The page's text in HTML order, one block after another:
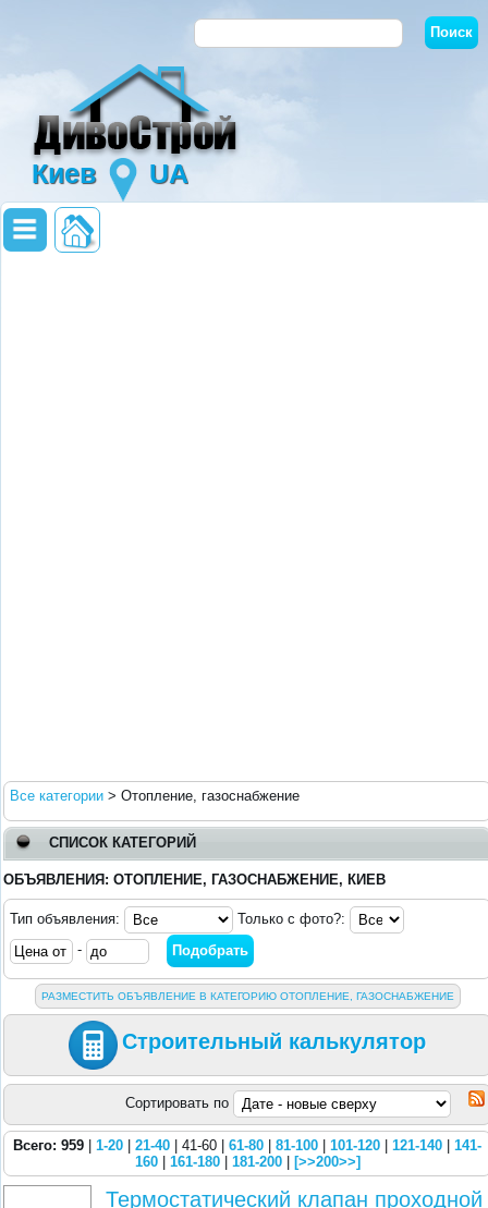
Киев UA
Все категории > Отопление, газоснабжение
СПИСОК КАТЕГОРИЙ
ОБЪЯВЛЕНИЯ: ОТОПЛЕНИЕ, ГАЗОСНАБЖЕНИЕ, КИЕВ
Тип объявления:
Только с фото?:
-
РАЗМЕСТИТЬ ОБЪЯВЛЕНИЕ В КАТЕГОРИЮ ОТОПЛЕНИЕ, ГАЗОСНАБЖЕНИЕ
Строительный калькулятор
Сортировать по
Всего: 959 1-20 21-40 | 41-60 | 61-80 81-100 101-120 121-140
141-
160| 161-180| 181-200| [>>200>>]
Термостатический клапан проходной